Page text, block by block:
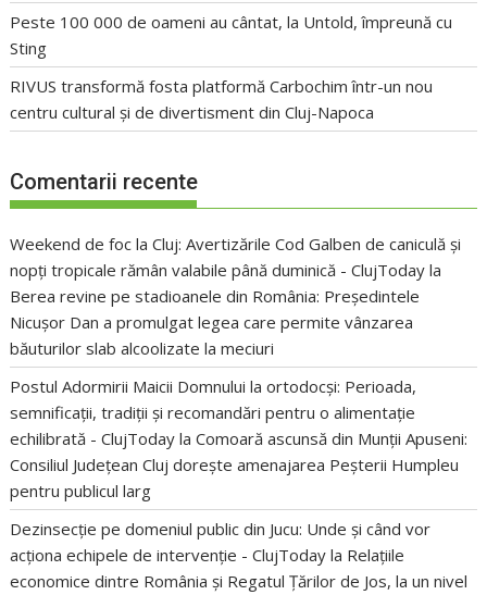
Peste 100 000 de oameni au cântat, la Untold, împreună cu
Sting
RIVUS transformă fosta platformă Carbochim într-un nou
centru cultural și de divertisment din Cluj-Napoca
Comentarii recente
Weekend de foc la Cluj: Avertizările Cod Galben de caniculă și
nopți tropicale rămân valabile până duminică - ClujToday la
Berea revine pe stadioanele din România: Președintele
Nicușor Dan a promulgat legea care permite vânzarea
băuturilor slab alcoolizate la meciuri
Postul Adormirii Maicii Domnului la ortodocși: Perioada,
semnificații, tradiții și recomandări pentru o alimentație
echilibrată - ClujToday laComoară ascunsă din Munții Apuseni:
Consiliul Județean Cluj dorește amenajarea Peșterii Humpleu
pentru publicul larg
Dezinsecție pe domeniul public din Jucu: Unde și când vor
acționa echipele de intervenție - ClujToday la Relațiile
economice dintre România și Regatul Țărilor de Jos, la un nivel